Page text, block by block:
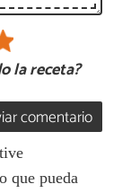
la receta?
comentario
que pueda